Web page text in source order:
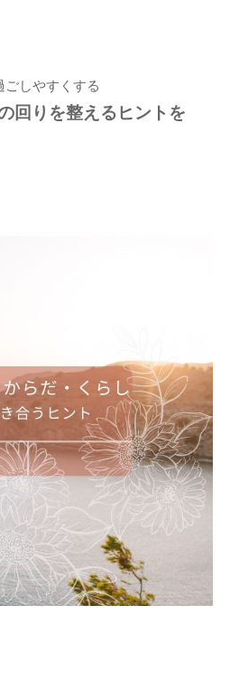
しやすくする
回りを整えるヒントを